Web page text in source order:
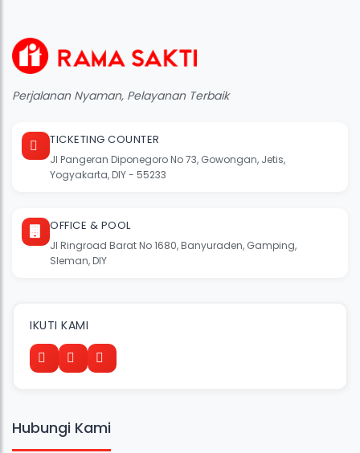
Perjalanan Nyaman, Pelayanan Terbaik
TICKETING COUNTER
Jl Pangeran Diponegoro No 73, Gowongan, Jetis,
Yogyakarta, DIY - 55233
OFFICE & POOL
Jl Ringroad Barat No 1680, Banyuraden, Gamping,
Sleman, DIY
IKUTI KAMI
Hubungi Kami